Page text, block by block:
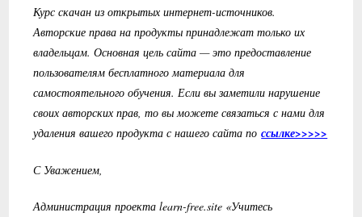
Курс скачан из открытых интернет-источников.
Авторские права на продукты принадлежат только их
владельцам. Основная цель сайта — это предоставление
пользователям бесплатного материала для
самостоятельного обучения. Если вы заметили нарушение
своих авторских прав, то вы можете связаться с нами для
удаления вашего продукта с нашего сайта поссылке>>>>>
С Уважением,
Администрация проекта learn-free.site «Учитесь